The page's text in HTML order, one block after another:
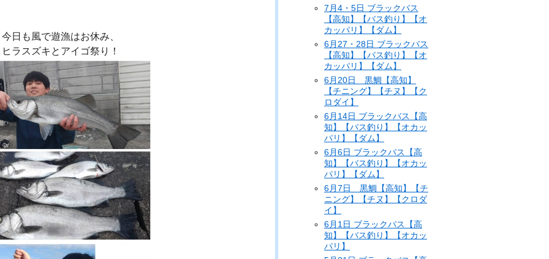
今日も風で遊漁はお休み、
ヒラスズキとアイゴ祭り！
7月4・5日 ブラックバス
【高知】【バス釣り】【オ
カッパリ】【ダム】
6月27・28日 ブラックバス
【高知】【バス釣り】【オ
カッパリ】【ダム】
6月20日 黒鯛【高知】
【チニング】【チヌ】【ク
ロダイ】
6月14日 ブラックバス【高
知】【バス釣り】【オカッ
パリ】【ダム】
6月6日 ブラックバス【高
知】【バス釣り】【オカッ
パリ】【ダム】
6月7日 黒鯛【高知】【チ
ニング】【チヌ】【クロダ
イ】
6月1日 ブラックバス【高
知】【バス釣り】【オカッ
パリ】